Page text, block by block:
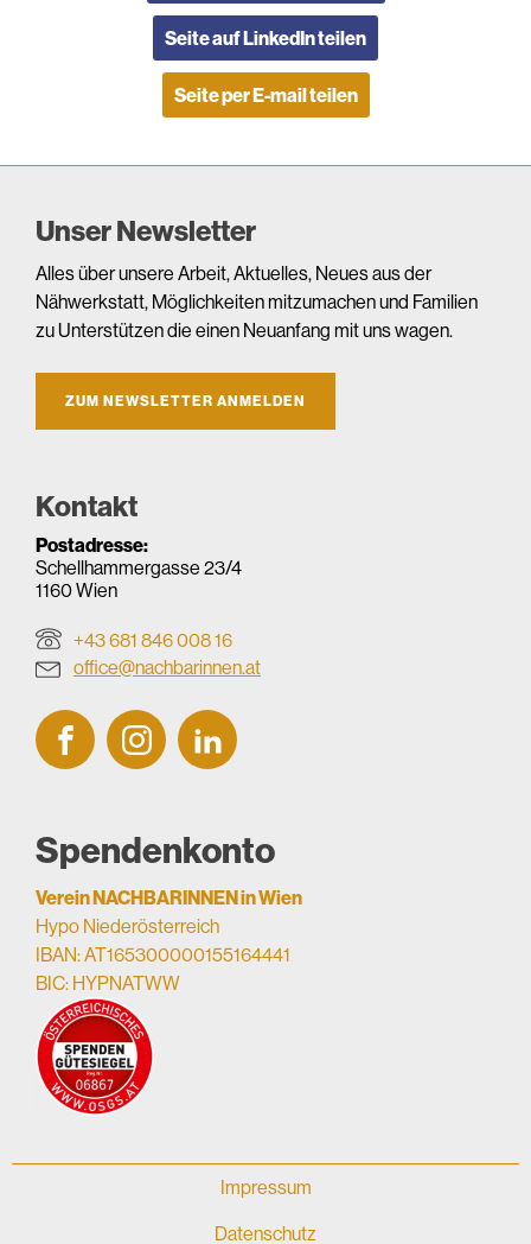
Seite auf LinkedIn teilen
Seite per E-mail teilen
Unser Newsletter
Alles über unsere Arbeit, Aktuelles, Neues aus der
Nähwerkstatt, Möglichkeiten mitzumachen und Familien
zu Unterstützen die einen Neuanfang mit uns wagen.
ZUM NEWSLETTER ANMELDEN
Kontakt
Postadresse:
Schellhammergasse 23/4
1160 Wien
+43 681 846 008 16
office@nachbarinnen.at
Spendenkonto
Verein NACHBARINNEN in Wien
Hypo Niederösterreich
IBAN: AT165300000155164441
BIC: HYPNATWW
Impressum
Datenschutz